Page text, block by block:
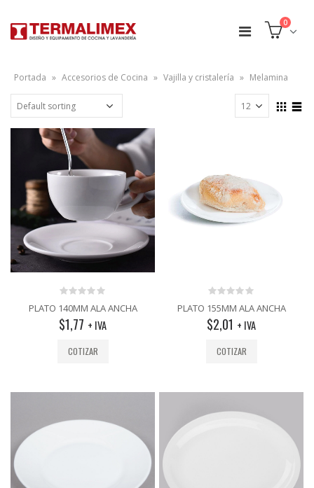
0
Portada » Accesorios de Cocina » Vajilla y cristalería » Melamina
0
out
of
5
PLATO 140MM ALA ANCHA
$1,77 + IVA
COTIZAR
0
out
of
5
PLATO 155MM ALA ANCHA
$2,01 + IVA
COTIZAR